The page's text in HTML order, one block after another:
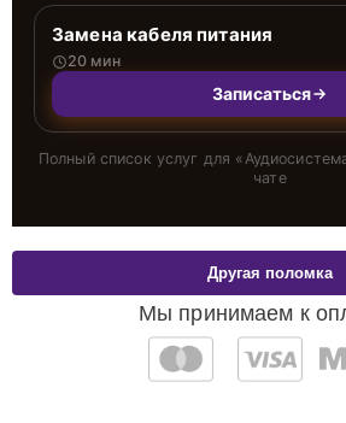
Замена кабеля питания
20 мин
Записаться
Полный список услуг для «
чате
Мы принимаем к
Другая поломка